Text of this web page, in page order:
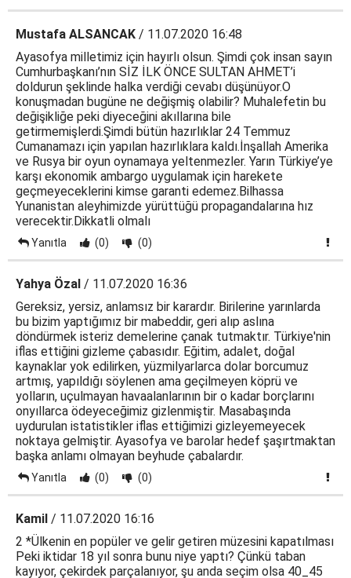
Mustafa ALSANCAK / 11.07.2020 16:48
Ayasofya milletimiz için hayırlı olsun. Şimdi çok insan sayın
Cumhurbaşkanı’nın SİZ İLK ÖNCE SULTAN AHMET’i
doldurun şeklinde halka verdiği cevabı düşünüyor.O
konuşmadan bugüne ne değişmiş olabilir? Muhalefetin bu
değişikliğe peki diyeceğini akıllarına bile
getirmemişlerdi.Şimdi bütün hazırlıklar 24 Temmuz
Cumanamazı için yapılan hazırlıklara kaldı.İnşallah Amerika
ve Rusya bir oyun oynamaya yeltenmezler. Yarın Türkiye’ye
karşı ekonomik ambargo uygulamak için harekete
geçmeyeceklerini kimse garanti edemez.Bilhassa
Yunanistan aleyhimizde yürüttüğü propagandalarına hız
verecektir.Dikkatli olmalı
Yanıtla (0) (0)
Yahya Özal / 11.07.2020 16:36
Gereksiz, yersiz, anlamsız bir karardır. Birilerine yarınlarda
bu bizim yaptığımız bir mabeddir, geri alıp aslına
döndürmek isteriz demelerine çanak tutmaktır. Türkiye'nin
iflas ettiğini gizleme çabasıdır. Eğitim, adalet, doğal
kaynaklar yok edilirken, yüzmilyarlarca dolar borcumuz
artmış, yapıldığı söylenen ama geçilmeyen köprü ve
yolların, uçulmayan havaalanlarının bir o kadar borçlarını
onyıllarca ödeyeceğimiz gizlenmiştir. Masabaşında
uydurulan istatistikler iflas ettiğimizi gizleyemeyecek
noktaya gelmiştir. Ayasofya ve barolar hedef şaşırtmaktan
başka anlamı olmayan beyhude çabalardır.
Yanıtla (0) (0)
Kamil / 11.07.2020 16:16
2 *Ülkenin en popüler ve gelir getiren müzesini kapatılması
Peki iktidar 18 yıl sonra bunu niye yaptı? Çünkü taban
kayıyor, çekirdek parçalanıyor, şu anda seçim olsa 40_45